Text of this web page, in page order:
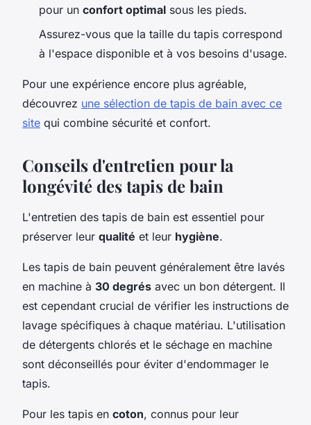
pour un confort optimal sous les pieds.
Assurez-vous que la taille du tapis correspond
à l'espace disponible et à vos besoins d'usage.
Pour une expérience encore plus agréable,
découvrez une sélection de tapis de bain avec ce
site qui combine sécurité et confort.
Conseils d'entretien pour la
longévité des tapis de bain
L'entretien des tapis de bain est essentiel pour
préserver leur qualité et leur hygiène.
Les tapis de bain peuvent généralement être lavés
en machine à 30 degrés avec un bon détergent. Il
est cependant crucial de vérifier les instructions de
lavage spécifiques à chaque matériau. L'utilisation
de détergents chlorés et le séchage en machine
sont déconseillés pour éviter d'endommager le
tapis.
Pour les tapis en coton, connus pour leur